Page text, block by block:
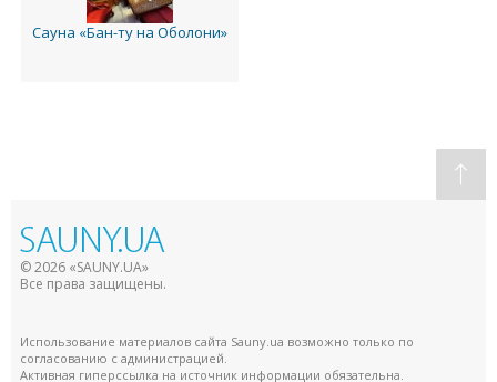
Сауна «Бан-ту на Оболони»
© 2026 «SAUNY.UA»
Все права защищены.
Использование материалов сайта Sauny.ua возможно только по
согласованию с администрацией.
Активная гиперссылка на источник информации обязательна.